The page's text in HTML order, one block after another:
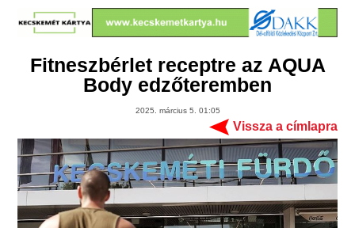
Fitneszbérlet receptre az AQUA
Body edzőteremben
2025. március 5. 01:05
Vissza a címlapra